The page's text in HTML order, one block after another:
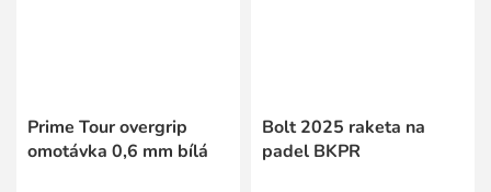
Prime Tour overgrip
omotávka 0,6 mm bílá
Bolt 2025 raketa na
padel BKPR